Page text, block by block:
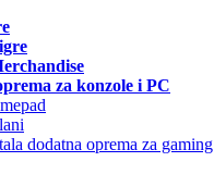
za konzole i PC
dodatna oprema za gaming